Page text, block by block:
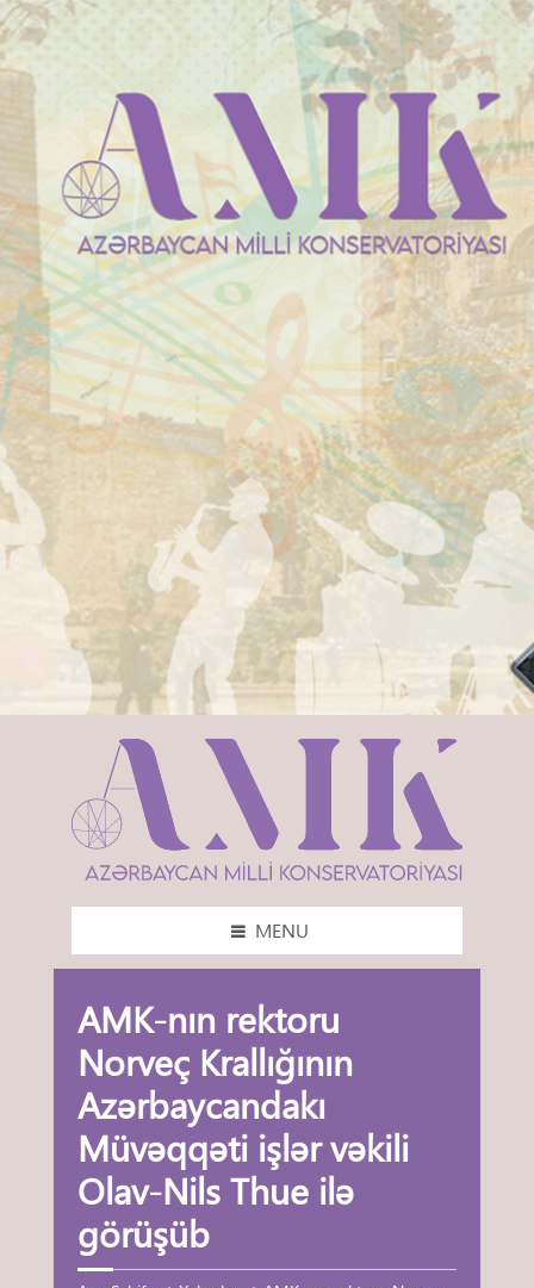
MENU
AMK-nın rektoru
Norveç Krallığının
Azərbaycandakı
Müvəqqəti işlər vəkili
Olav-Nils Thue ilə
görüşüb